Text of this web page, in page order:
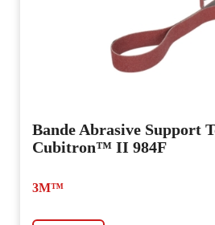
Bande Abrasive Support
Cubitron™ II 984F
3M™